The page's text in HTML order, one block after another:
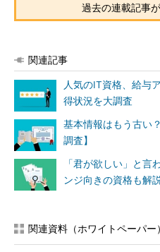
過去の連載記事
関連記事
人気のIT資格、給与
得状況を大調査
基本情報はもう古い
調査】
「君が欲しい」と
ンジ向きの資格も解説
関連資料（ホワイトペーパー）